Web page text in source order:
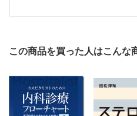
この商品を買った人はこんな